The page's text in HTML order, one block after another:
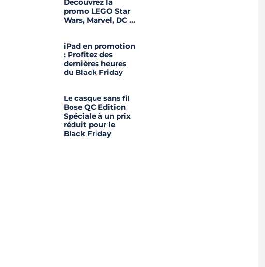
Découvrez la
promo LEGO Star
Wars, Marvel, DC …
iPad en promotion
: Profitez des
dernières heures
du Black Friday
Le casque sans fil
Bose QC Edition
Spéciale à un prix
réduit pour le
Black Friday